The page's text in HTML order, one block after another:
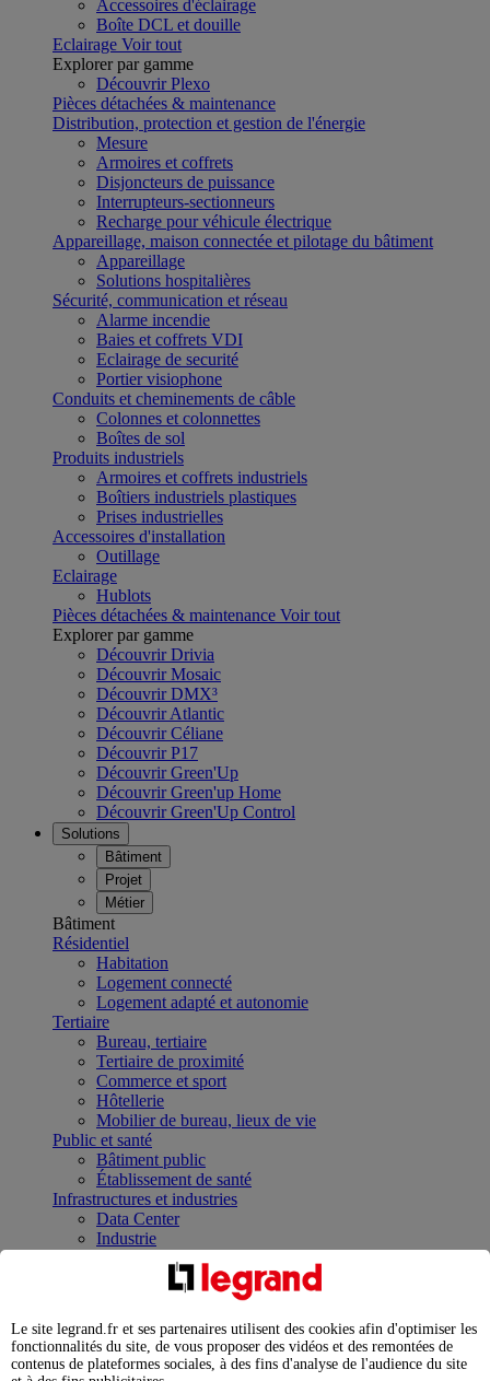
Accessoires d'éclairage
Boîte DCL et douille
Eclairage Voir tout
Explorer par gamme
Découvrir Plexo
Pièces détachées & maintenance
Distribution, protection et gestion de l'énergie
Mesure
Armoires et coffrets
Disjoncteurs de puissance
Interrupteurs-sectionneurs
Recharge pour véhicule électrique
Appareillage, maison connectée et pilotage du bâtiment
Appareillage
Solutions hospitalières
Sécurité, communication et réseau
Alarme incendie
Baies et coffrets VDI
Eclairage de securité
Portier visiophone
Conduits et cheminements de câble
Colonnes et colonnettes
Boîtes de sol
Produits industriels
Armoires et coffrets industriels
Boîtiers industriels plastiques
Prises industrielles
Accessoires d'installation
Outillage
Eclairage
Hublots
Pièces détachées & maintenance Voir tout
Explorer par gamme
Découvrir Drivia
Découvrir Mosaic
Découvrir DMX³
Découvrir Atlantic
Découvrir Céliane
Découvrir P17
Découvrir Green'Up
Découvrir Green'up Home
Découvrir Green'Up Control
Solutions
Bâtiment
Projet
Métier
Bâtiment
Résidentiel
Habitation
Logement connecté
Logement adapté et autonomie
Tertiaire
Bureau, tertiaire
Tertiaire de proximité
Commerce et sport
Hôtellerie
Mobilier de bureau, lieux de vie
Public et santé
Bâtiment public
Établissement de santé
Infrastructures et industries
Data Center
Industrie
Infrastructures
Contrôler et planifier le fonctionnement des appareils
Répartir et optimiser son tableau électrique
Legrand Data Center Solutions : concentrer les
expertises au service de vos performances
Le site legrand.fr et ses partenaires utilisent des cookies afin d'optimiser les
fonctionnalités du site, de vous proposer des vidéos et des remontées de
contenus de plateformes sociales, à des fins d'analyse de l'audience du site